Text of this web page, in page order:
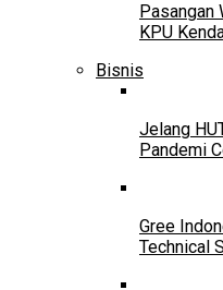
KPU
Bisnis
Jelang
Pandemi
Gree
Technical